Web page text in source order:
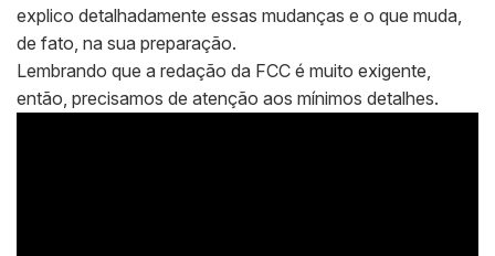
explico detalhadamente essas mudanças e o que muda,
de fato, na sua preparação.
Lembrando que a redação da FCC é muito exigente,
então, precisamos de atenção aos mínimos detalhes.